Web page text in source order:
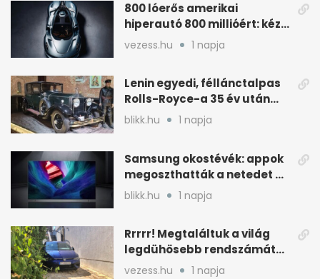
800 lóerős amerikai
hiperautó 800 millióért: kézi
váltóval jön
vezess.hu 1 napja
Lenin egyedi, féllánctalpas
Rolls-Royce-a 35 év után
kijött a garázsból
blikk.hu 1 napja
Samsung okostévék: appok
megoszthatták a netedet a
tudtod nélkül
blikk.hu 1 napja
Rrrrr! Megtaláltuk a világ
legdühösebb rendszámát
és az árát is
vezess.hu 1 napja